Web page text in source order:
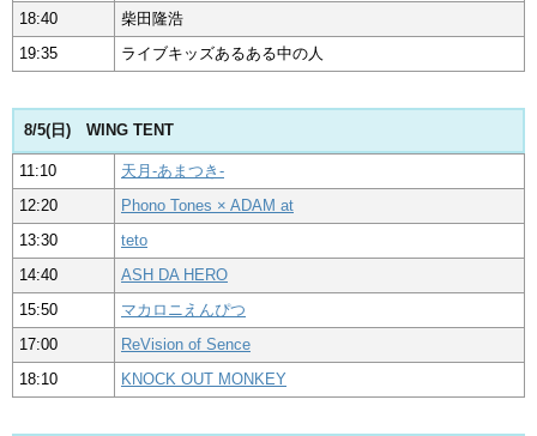
18:40
柴田隆浩
19:35
ライブキッズあるある中の人
8/5(日) WING TENT
11:10
天月-あまつき-
12:20
Phono Tones × ADAM at
13:30
teto
14:40
ASH DA HERO
15:50
マカロニえんぴつ
17:00
ReVision of Sence
18:10
KNOCK OUT MONKEY